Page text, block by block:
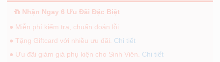
Nhận Ngay 6 Ưu Đãi Đặc Biệt
● Miễn phí kiểm tra, chuẩn đoán lỗi.
● Tặng Giftcard với nhiều ưu đãi. Chi tiết
● Ưu đãi giảm giá phụ kiện cho Sinh Viên. Chi tiết